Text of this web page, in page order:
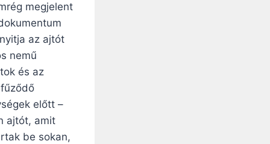
megjelent
az ajtót
nemű
és az
előtt –
ajtót, amit
be sokan,